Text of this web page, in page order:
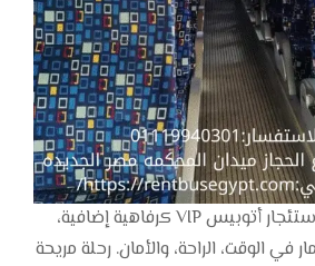
قد ينظر البعض إلى استئجار أتوبيس VIP كرفاهية إضافية،
في الوقت، الراحة، والأمان. رحلة مريحة